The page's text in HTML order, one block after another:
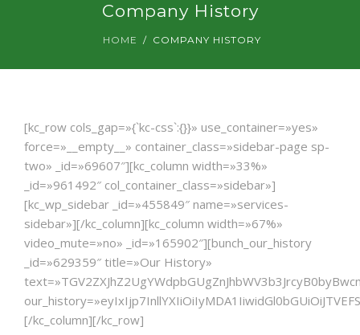
CONTACTO
Company History
HOME COMPANY HISTORY
[kc_row cols_gap=»{`kc-css`:{}}» use_container=»yes»
force=»__empty__» container_class=»sidebar-page sp-
two» _id=»69607″][kc_column width=»33%»
_id=»961492″ col_container_class=»sidebar»]
[kc_wp_sidebar _id=»455849″ name=»services-
sidebar»][/kc_column][kc_column width=»67%»
video_mute=»no» _id=»165902″][bunch_our_history
_id=»629359″ title=»Our History»
[/kc_column][/kc_row]